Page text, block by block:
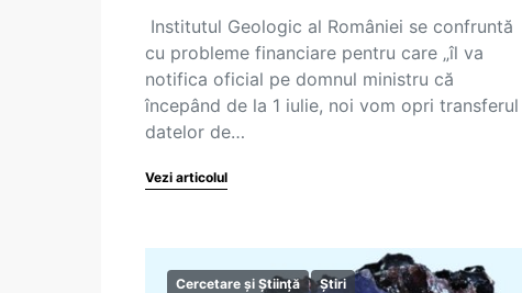
Institutul Geologic al României se confruntă
cu probleme financiare pentru care „îl va
notifica oficial pe domnul ministru că
începând de la 1 iulie, noi vom opri transferul
datelor de…
Vezi articolul
Cercetare și Știință Știri